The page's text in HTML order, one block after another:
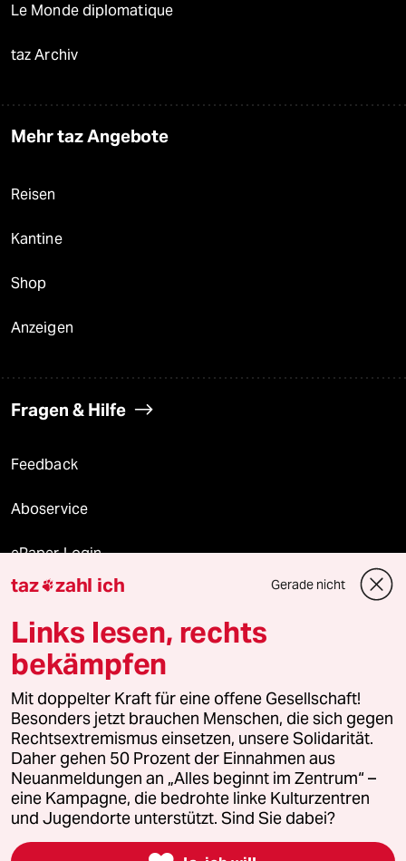
Le Monde diplomatique
taz Archiv
Mehr taz Angebote
Reisen
Kantine
Shop
Anzeigen
Fragen & Hilfe
Feedback
Aboservice
ePaper Login
Downloads für Abonnierende
© 2026 taz Verlags und Vertriebs GmbH
Alle Rechte vorbehalten. Bei rechtlichen Fragen oder für Genehmigungen
wenden Sie sich bitte an
lizenzen@taz.de
Feedback Redaktionsstatut Kommune-Richtlinien
Leitlinie Informant Datenschutz Impressum AGB
Seitenwende Einwilligungen widerrufen (Ads)
taz zahl ich Gerade nicht
Links lesen, rechts
bekämpfen
Mit doppelter Kraft für eine offene Gesellschaft!
Besonders jetzt brauchen Menschen, die sich gegen
Rechtsextremismus einsetzen, unsere Solidarität.
Daher gehen 50 Prozent der Einnahmen aus
Neuanmeldungen an „Alles beginnt im Zentrum“ –
eine Kampagne, die bedrohte linke Kulturzentren
und Jugendorte unterstützt. Sind Sie dabei?